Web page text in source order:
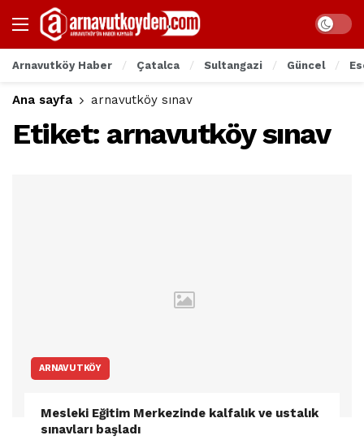
Arnavutköy Haber Çatalca Sultangazi Güncel
Ana sayfa arnavutköy sınav
Etiket: arnavutköy sınav
ARNAVUTKÖY
Mesleki Eğitim Merkezinde kalfalık ve ustalık
sınavları başladı